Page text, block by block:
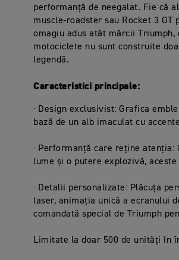
performanță de neegalat. Fie că
muscle-roadster sau Rocket 3
omagiu adus atât mărcii
motociclete nu sunt construite
legendă.
Caracteristici principale:
· Design exclusivist: Grafica
bază de un alb imaculat cu
· Performanță care reține
lume și o putere explozivă,
· Detalii personalizate: Plăcuța
laser, animația unică a ecranului
comandată special de Triumph
Limitate la doar 500 de unități în